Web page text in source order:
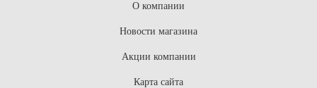
О компании
Новости магазина
Акции компании
Карта сайта